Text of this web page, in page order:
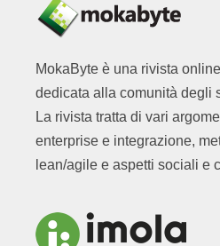
MokaByte è una rivista
dedicata alla comunità degli
La rivista tratta di vari
enterprise e integrazione,
lean/agile e aspetti sociali e